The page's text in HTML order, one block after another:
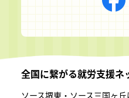
全国に繋がる就労支援ネ
ソース堺東・ソース三国ヶ